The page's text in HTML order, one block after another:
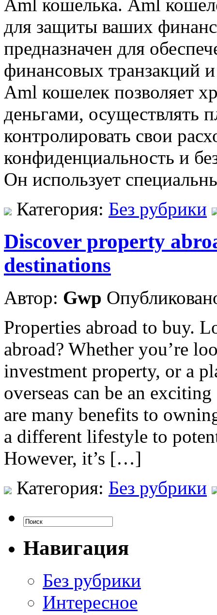
Aml кошелька. Aml
для защиты ваших
предназначен для
финансовых транзакций
Aml кошелек позволяет
деньгами, осуществлять
контролировать свои
конфиденциальность и
Он использует
Категория: Без рубрики
Discover property
destinations
Автор: Gwp
Properties abroad to buy.
abroad? Whether you’re
investment property, or a
overseas can be an
are many benefits to
a different lifestyle to
However, it’s […]
Категория: Без рубрики
Навигация
Без рубрики
Интересное